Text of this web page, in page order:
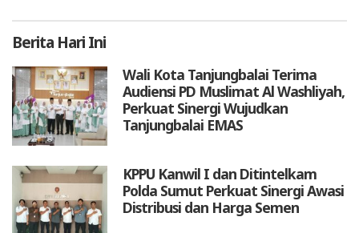
Berita Hari Ini
Wali Kota Tanjungbalai Terima
Audiensi PD Muslimat Al Washliyah,
Perkuat Sinergi Wujudkan
Tanjungbalai EMAS
KPPU Kanwil I dan Ditintelkam
Polda Sumut Perkuat Sinergi Awasi
Distribusi dan Harga Semen